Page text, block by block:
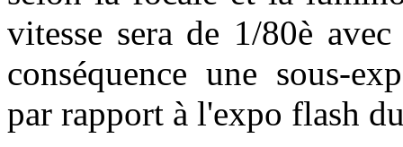
vitesse sera de 1/80è
conséquence une sous-
par rapport à l'expo flash